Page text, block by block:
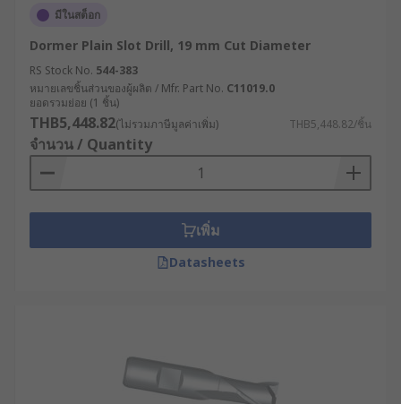
มีในสต็อก
Dormer Plain Slot Drill, 19 mm Cut Diameter
RS Stock No. 544-383
หมายเลขชิ้นส่วนของผู้ผลิต / Mfr. Part No. C11019.0
ยอดรวมย่อย (1 ชิ้น)
THB5,448.82(ไม่รวมภาษีมูลค่าเพิ่ม) THB5,448.82/ชิ้น
จำนวน / Quantity
เพิ่ม
Datasheets